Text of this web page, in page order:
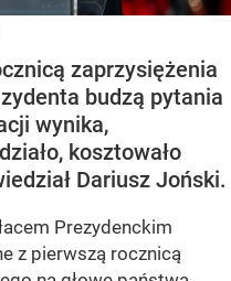
zaprzysiężenia
budzą pytania
wynika,
kosztowało
Dariusz Joński.
Prezydenckim
z pierwszą rocznicą